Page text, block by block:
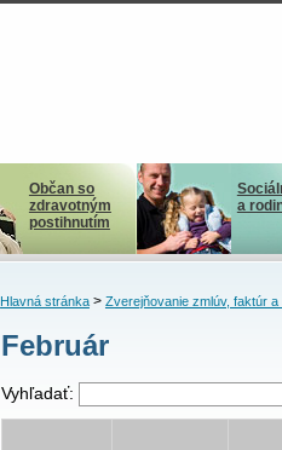
Občan so
zdravotným
postihnutím
a
Hlavná stránka> Zverejňovanie zmlúv, faktúr a
Február
Vyhľadať: